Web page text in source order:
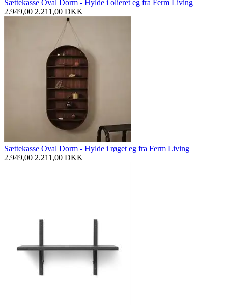
Sættekasse Oval Dorm - Hylde i olieret eg fra Ferm Living
2.949,002.211,00 DKK
Sættekasse Oval Dorm - Hylde i røget eg fra Ferm Living
2.949,002.211,00 DKK